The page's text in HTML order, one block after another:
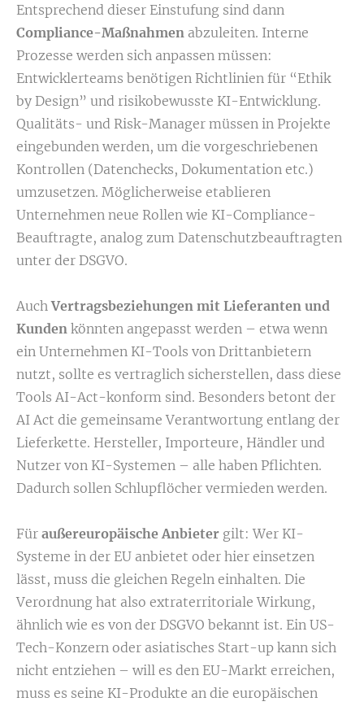
Entsprechend dieser Einstufung sind dann
Compliance-Maßnahmen abzuleiten. Interne
Prozesse werden sich anpassen müssen:
Entwicklerteams benötigen Richtlinien für “Ethik
by Design” und risikobewusste KI-Entwicklung.
Qualitäts- und Risk-Manager müssen in Projekte
eingebunden werden, um die vorgeschriebenen
Kontrollen (Datenchecks, Dokumentation etc.)
umzusetzen. Möglicherweise etablieren
Unternehmen neue Rollen wie KI-Compliance-
Beauftragte, analog zum Datenschutzbeauftragten
unter der DSGVO.
AuchVertragsbeziehungen mit Lieferanten und
Kunden könnten angepasst werden – etwa wenn
ein Unternehmen KI-Tools von Drittanbietern
nutzt, sollte es vertraglich sicherstellen, dass diese
Tools AI-Act-konform sind. Besonders betont der
AI Act die gemeinsame Verantwortung entlang der
Lieferkette. Hersteller, Importeure, Händler und
Nutzer von KI-Systemen – alle haben Pflichten.
Dadurch sollen Schlupflöcher vermieden werden.
Für außereuropäische Anbieter gilt: Wer KI-
Systeme in der EU anbietet oder hier einsetzen
lässt, muss die gleichen Regeln einhalten. Die
Verordnung hat also extraterritoriale Wirkung,
ähnlich wie es von der DSGVO bekannt ist. Ein US-
Tech-Konzern oder asiatisches Start-up kann sich
nicht entziehen – will es den EU-Markt erreichen,
muss es seine KI-Produkte an die europäischen